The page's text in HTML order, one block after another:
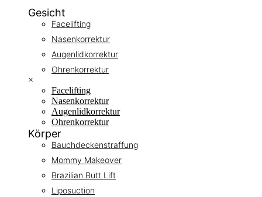
Gesicht
Facelifting
Nasenkorrektur
Augenlidkorrektur
Ohrenkorrektur
×
Facelifting
Nasenkorrektur
Augenlidkorrektur
Ohrenkorrektur
Körper
Bauchdeckenstraffung
Mommy Makeover
Brazilian Butt Lift
Liposuction